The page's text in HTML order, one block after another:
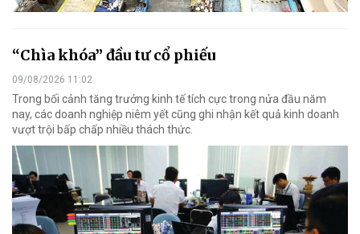
“Chìa khóa” đầu tư cổ phiếu
09/08/2026 11:02
Trong bối cảnh tăng trưởng kinh tế tích cực trong nửa đầu năm
nay, các doanh nghiệp niêm yết cũng ghi nhận kết quả kinh doanh
vượt trội bấp chấp nhiều thách thức.